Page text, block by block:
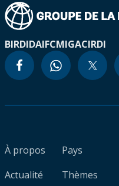
BIRDIDAIFCMIGACIRDI
À propos
Actualité
Pays
Thèmes